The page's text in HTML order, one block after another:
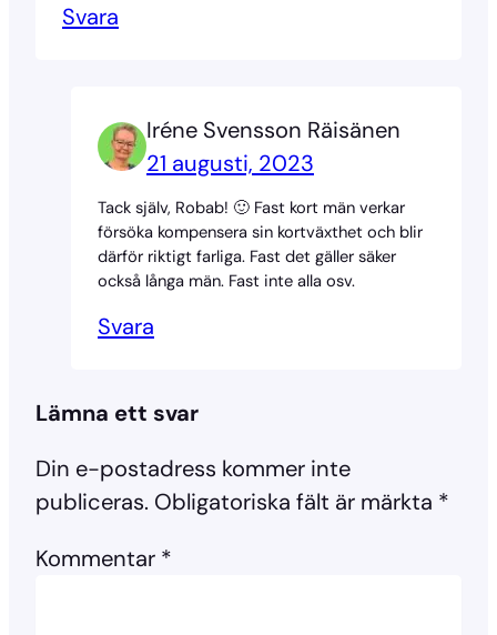
Svara
Iréne Svensson Räisänen
21 augusti, 2023
Tack själv, Robab! 🙂 Fast kort män verkar
försöka kompensera sin kortväxthet och blir
därför riktigt farliga. Fast det gäller säker
också långa män. Fast inte alla osv.
Svara
Lämna ett svar
Din e-postadress kommer inte
publiceras. Obligatoriska fält är märkta *
Kommentar *